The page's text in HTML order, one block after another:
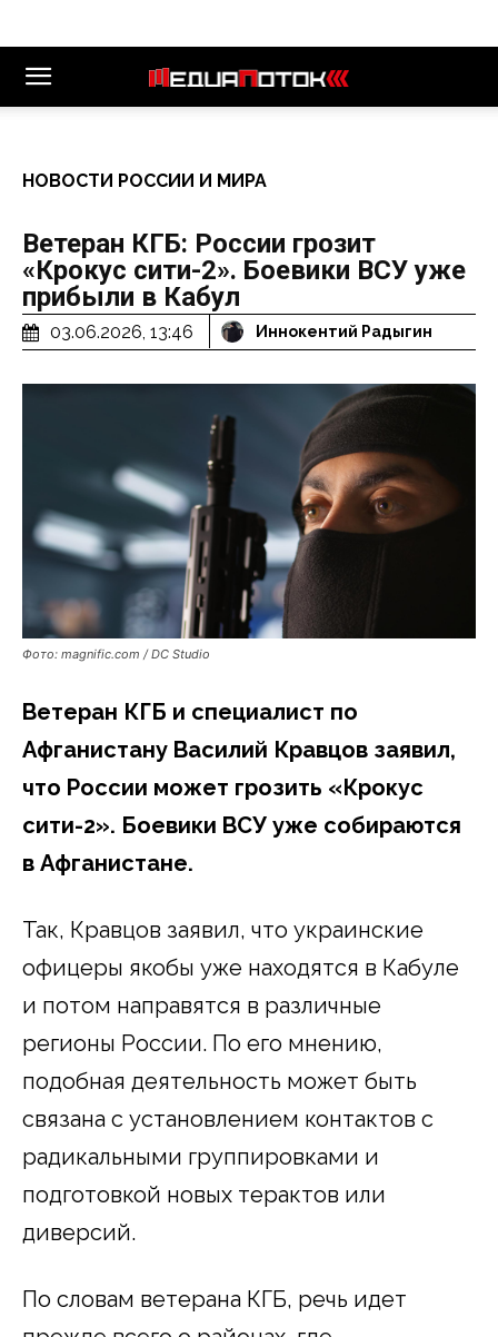
НОВОСТИ РОССИИ И МИРА
Ветеран КГБ: России грозит
«Крокус сити-2». Боевики ВСУ уже
прибыли в Кабул
03.06.2026, 13:46 Иннокентий Радыгин
Фото: magnific.com / DC Studio
Ветеран КГБ и специалист по
Афганистану Василий Кравцов заявил,
что России может грозить «Крокус
сити-2». Боевики ВСУ уже собираются
в Афганистане.
Так, Кравцов заявил, что украинские
офицеры якобы уже находятся в Кабуле
и потом направятся в различные
регионы России. По его мнению,
подобная деятельность может быть
связана с установлением контактов с
радикальными группировками и
подготовкой новых терактов или
диверсий.
По словам ветерана КГБ, речь идет